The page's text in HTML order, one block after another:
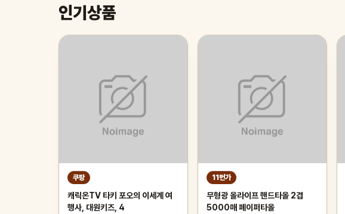
인기상품
쿠팡
캐릭온TV 타키 포오의 이세계 여
행사, 대원키즈, 4
11번가
무형광 올라이프 핸드타올 2겹
5000매 페이퍼타올